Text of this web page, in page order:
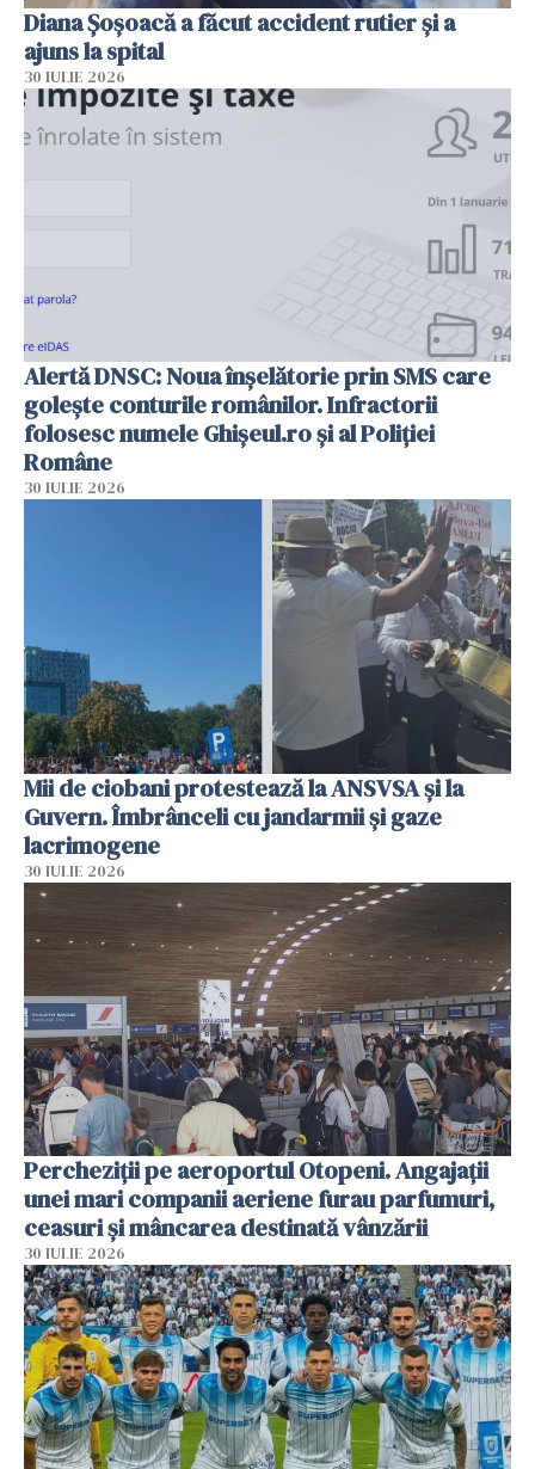
Diana Șoșoacă a făcut accident rutier și a
ajuns la spital
30 IULIE 2026
Alertă DNSC: Noua înșelătorie prin SMS care
golește conturile românilor. Infractorii
folosesc numele Ghișeul.ro și al Poliției
Române
30 IULIE 2026
Mii de ciobani protestează la ANSVSA și la
Guvern. Îmbrânceli cu jandarmii și gaze
lacrimogene
30 IULIE 2026
Percheziții pe aeroportul Otopeni. Angajații
unei mari companii aeriene furau parfumuri,
ceasuri și mâncarea destinată vânzării
30 IULIE 2026